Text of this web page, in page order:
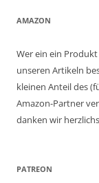
AMAZON
Wer ein ein
unseren Artikeln
kleinen Anteil des
Amazon-Partner
danken wir
PATREON